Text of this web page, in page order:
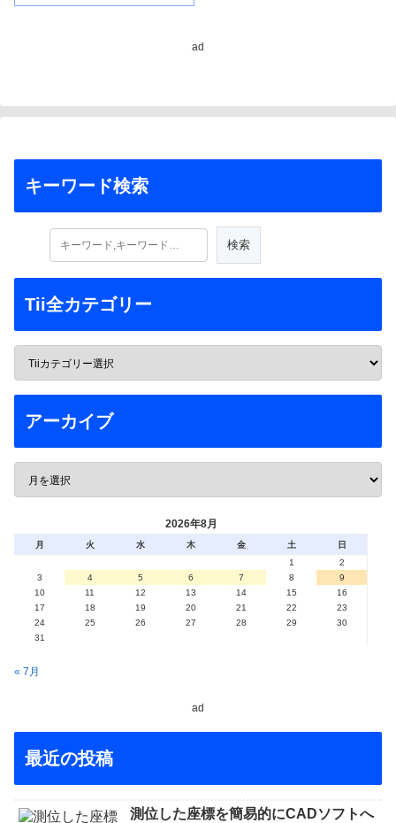
ad
キーワード検索
Tii全カテゴリー
アーカイブ
2026年8月
月 火 水 木 金 土
日
1
2
3
4 5 6 7 8
9
10
11 12 13 14 15
16
17
18 19 20 21 22
23
24
25 26 27 28 29
30
31
« 7月
ad
最近の投稿
測位した座標を簡易的にCADソフトへ